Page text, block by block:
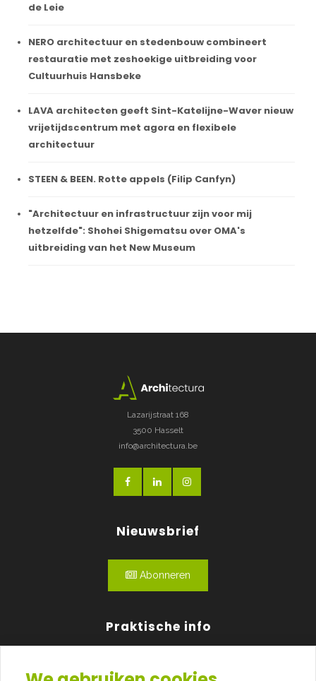
de Leie
NERO architectuur en stedenbouw combineert
restauratie met zeshoekige uitbreiding voor
Cultuurhuis Hansbeke
LAVA architecten geeft Sint-Katelijne-Waver nieuw
vrijetijdscentrum met agora en flexibele
architectuur
STEEN & BEEN. Rotte appels (Filip Canfyn)
"Architectuur en infrastructuur zijn voor mij
hetzelfde": Shohei Shigematsu over OMA's
uitbreiding van het New Museum
Lazarijstraat 168
3500 Hasselt
info@architectura.be
Nieuwsbrief
Abonneren
Praktische info